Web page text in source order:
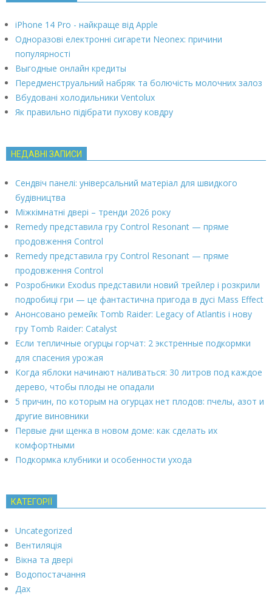
iPhone 14 Pro - найкраще від Apple
Одноразові електронні сигарети Neonex: причини
популярності
Выгодные онлайн кредиты
Передменструальний набряк та болючість молочних залоз
Вбудовані холодильники Ventolux
Як правильно підібрати пухову ковдру
НЕДАВНІ ЗАПИСИ
Сендвіч панелі: універсальний матеріал для швидкого
будівництва
Міжкімнатні двері – тренди 2026 року
Remedy представила гру Control Resonant — пряме
продовження Control
Remedy представила гру Control Resonant — пряме
продовження Control
Розробники Exodus представили новий трейлер і розкрили
подробиці гри — це фантастична пригода в дусі Mass Effect
Анонсовано ремейк Tomb Raider: Legacy of Atlantis і нову
гру Tomb Raider: Catalyst
Если тепличные огурцы горчат: 2 экстренные подкормки
для спасения урожая
Когда яблоки начинают наливаться: 30 литров под каждое
дерево, чтобы плоды не опадали
5 причин, по которым на огурцах нет плодов: пчелы, азот и
другие виновники
Первые дни щенка в новом доме: как сделать их
комфортными
Подкормка клубники и особенности ухода
КАТЕГОРІЇ
Uncategorized
Вентиляція
Вікна та двері
Водопостачання
Дах